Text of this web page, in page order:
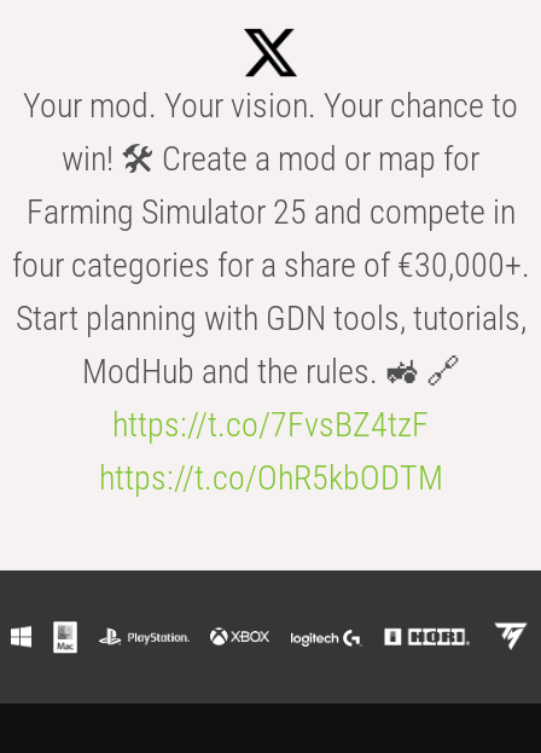
Your mod. Your vision. Your chance to
win! 🛠️ Create a mod or map for
Farming Simulator 25 and compete in
four categories for a share of €30,000+.
Start planning with GDN tools, tutorials,
ModHub and the rules. 🚜 🔗
https://t.co/7FvsBZ4tzF
https://t.co/OhR5kbODTM